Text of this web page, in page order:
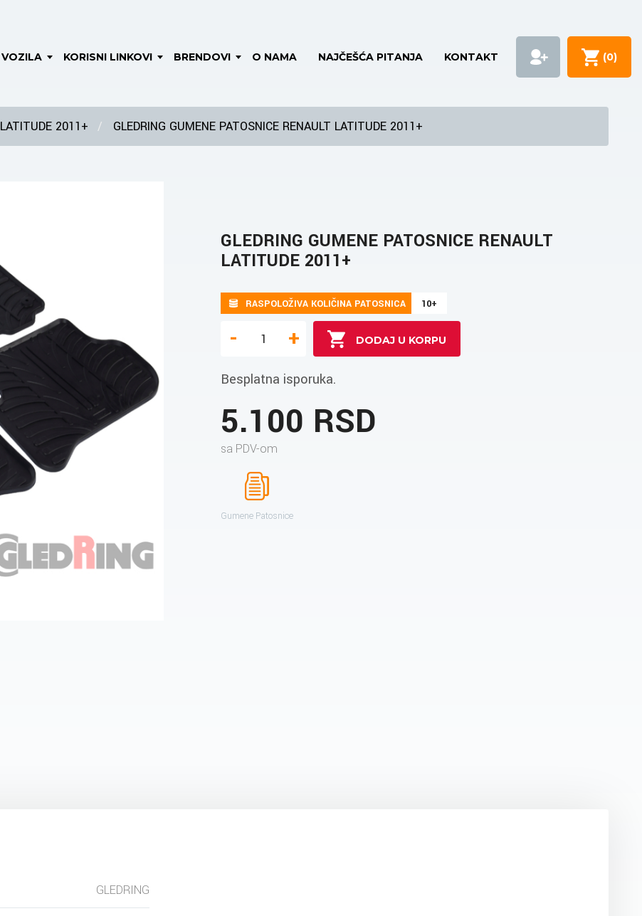
VOZILA KORISNI LINKOVI BRENDOVI O NAMA NAJČEŠĆA PITANJA KONTAKT (0)
LATITUDE 2011+ GLEDRING GUMENE PATOSNICE RENAULT LATITUDE 2011+
GLEDRING GUMENE PATOSNICE RENAULT
LATITUDE 2011+
RASPOLOŽIVA KOLIČINA PATOSNICA 10+
- +
Besplatna isporuka.
5.100 RSD
sa PDV-om
Gumene Patosnice
GLEDRING